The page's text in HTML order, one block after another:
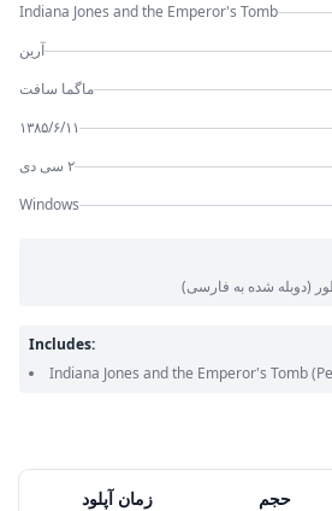
حجم زمان آپلود
Indiana Jones and the Emperor's Tomb
آرین
ماگما سافت
۱۳۸۵/۶/۱۱
۲ سی دی
Windows
(دوبله شده به فارسی)
Includes:
Indiana Jones and the Emperor's Tomb